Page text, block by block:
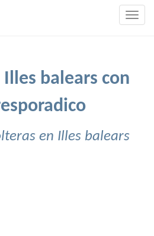
balears con
en Illes balears